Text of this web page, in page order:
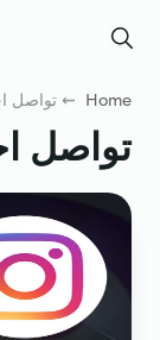
Home ⇜ تواصل
تواصل